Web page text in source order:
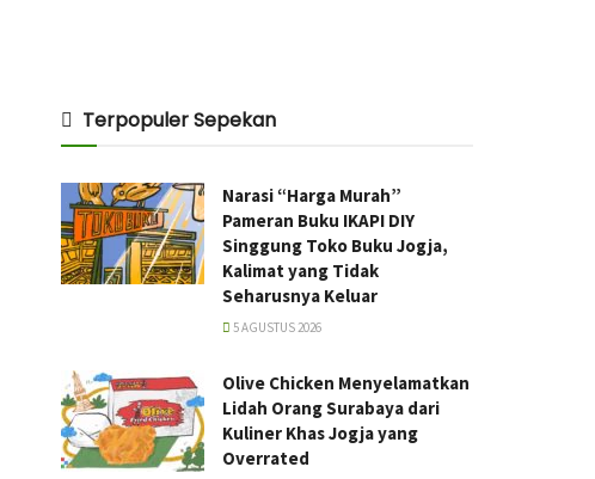
Terpopuler Sepekan
Narasi “Harga Murah”
Pameran Buku IKAPI DIY
Singgung Toko Buku Jogja,
Kalimat yang Tidak
Seharusnya Keluar
5 AGUSTUS 2026
Olive Chicken Menyelamatkan
Lidah Orang Surabaya dari
Kuliner Khas Jogja yang
Overrated